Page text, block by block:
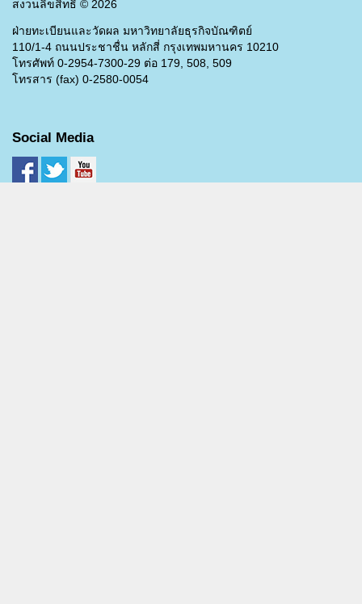
สงวนลิขสิทธิ์ © 2026
ฝ่ายทะเบียนและวัดผล มหาวิทยาลัยธุรกิจบัณฑิตย์
110/1-4 ถนนประชาชื่น หลักสี่ กรุงเทพมหานคร 10210
โทรศัพท์ 0-2954-7300-29 ต่อ 179, 508, 509
โทรสาร (fax) 0-2580-0054
Social Media